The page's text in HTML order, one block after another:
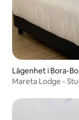
Lägenhet i Bora-
Mareta Lodge -